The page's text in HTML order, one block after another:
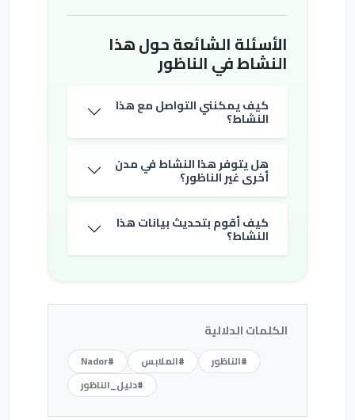
الأسئلة الشائعة حول هذا
النشاط في الناظور
كيف يمكنني التواصل مع هذا
النشاط؟
هل يتوفر هذا النشاط في مدن
أخرى غير الناظور؟
كيف أقوم بتحديث بيانات هذا
النشاط؟
الكلمات الدلالية
#الناظور #الملابس
#Nador
#دليل_الناظور